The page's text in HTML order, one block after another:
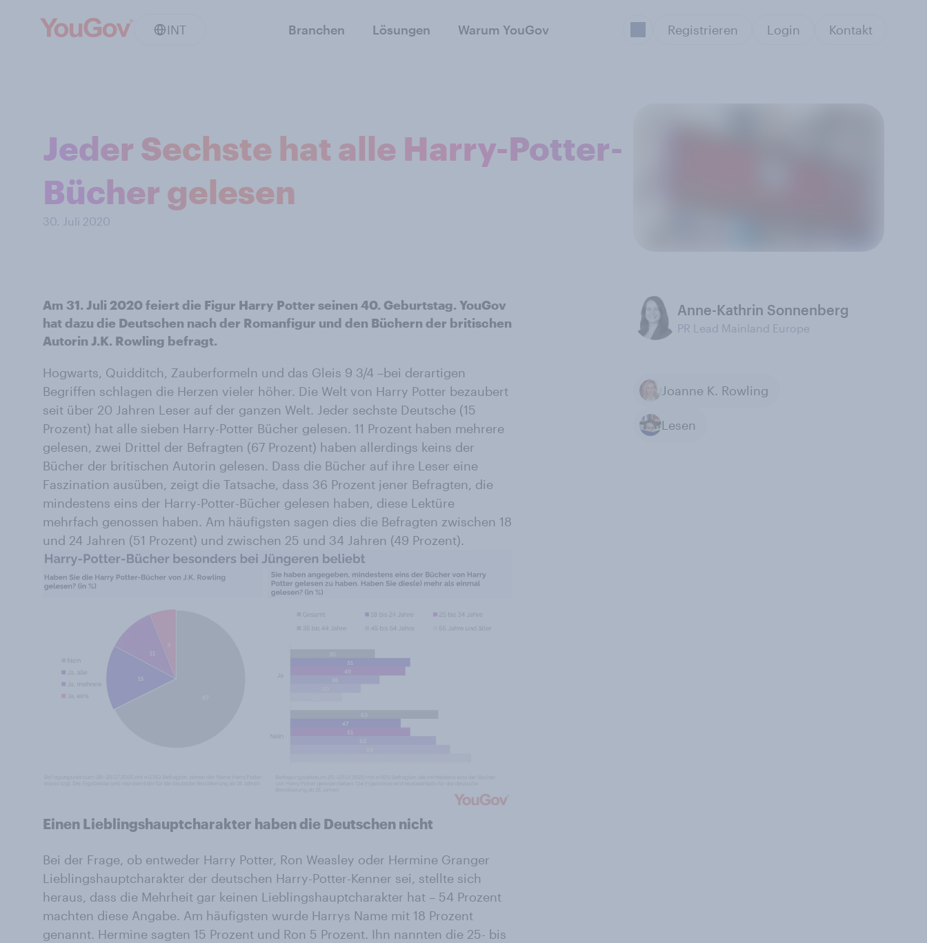
INT Branchen Lösungen Warum YouGov Registrieren Login Kontakt
Jeder Sechste hat alle Harry-Potter-
Bücher gelesen
30. Juli 2020
Am 31. Juli 2020 feiert die Figur Harry Potter seinen 40. Geburtstag. YouGov
hat dazu die Deutschen nach der Romanfigur und den Büchern der britischen
Autorin J.K. Rowling befragt.
Hogwarts, Quidditch, Zauberformeln und das Gleis 9 3/4 –bei derartigen
Begriffen schlagen die Herzen vieler höher. Die Welt von Harry Potter bezaubert
seit über 20 Jahren Leser auf der ganzen Welt. Jeder sechste Deutsche (15
Prozent) hat alle sieben Harry-Potter Bücher gelesen. 11 Prozent haben mehrere
gelesen, zwei Drittel der Befragten (67 Prozent) haben allerdings keins der
Bücher der britischen Autorin gelesen. Dass die Bücher auf ihre Leser eine
Faszination ausüben, zeigt die Tatsache, dass 36 Prozent jener Befragten, die
mindestens eins der Harry-Potter-Bücher gelesen haben, diese Lektüre
mehrfach genossen haben. Am häufigsten sagen dies die Befragten zwischen 18
und 24 Jahren (51 Prozent) und zwischen 25 und 34 Jahren (49 Prozent).
Einen Lieblingshauptcharakter haben die Deutschen nicht
Bei der Frage, ob entweder Harry Potter, Ron Weasley oder Hermine Granger
Lieblingshauptcharakter der deutschen Harry-Potter-Kenner sei, stellte sich
heraus, dass die Mehrheit gar keinen Lieblingshauptcharakter hat – 54 Prozent
machten diese Angabe. Am häufigsten wurde Harrys Name mit 18 Prozent
genannt. Hermine sagten 15 Prozent und Ron 5 Prozent. Ihn nannten die 25- bis
Anne-Kathrin Sonnenberg
PR Lead Mainland Europe
Joanne K. Rowling
Lesen